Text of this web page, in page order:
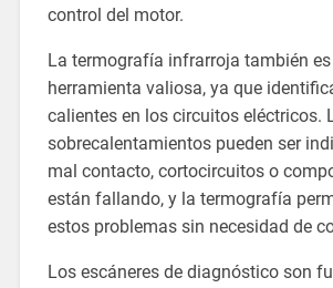
control del motor.
La termografía infrarroja también
herramienta valiosa, ya que
calientes en los circuitos eléctricos.
sobrecalentamientos pueden ser
mal contacto, cortocircuitos o
están fallando, y la termografía
estos problemas sin necesidad de
Los escáneres de diagnóstico son